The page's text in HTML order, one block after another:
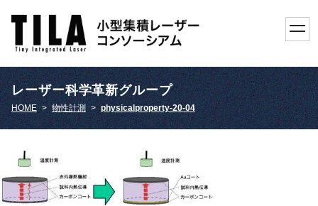
toggle
レーザー科学革新グループ
HOME > 物性計測 > physicalproperty-20-04